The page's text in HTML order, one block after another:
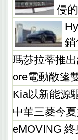
侵
銷
瑪莎拉蒂推
ore電動敞篷
Kia以新能源
中華三菱今
eMOVING